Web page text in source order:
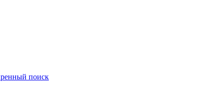
поиск